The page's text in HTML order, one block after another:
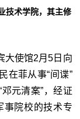
技术学院，其主修
大使馆2月5日向
在菲从事“间谍”
元清案”，经证
事院校的技术专